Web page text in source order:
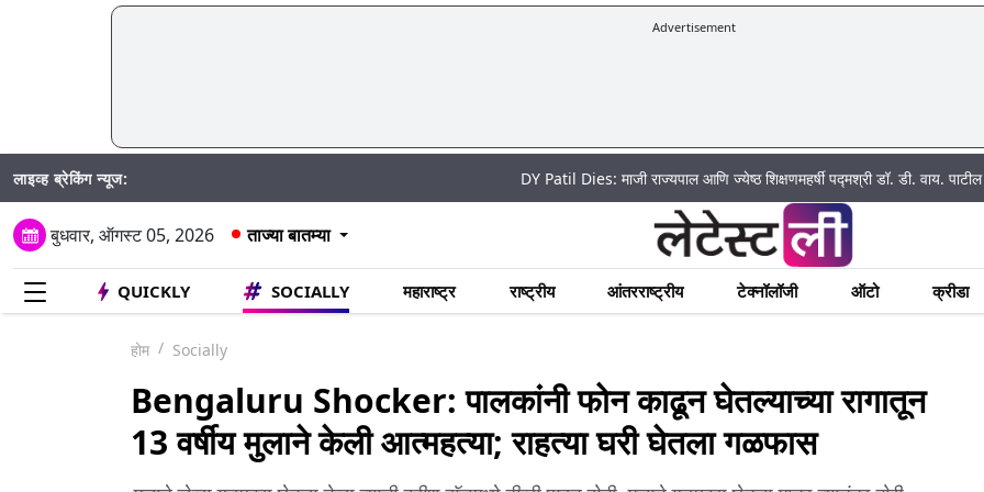
Advertisement
लाइव्ह ब्रेकिंग न्यूज: DY Patil Dies: माजी राज्यपाल आणि ज्येष्ठ शिक्षणमहर्षी पद्मश्री डॉ. डी. वाय. पाटील यांचे वयाच्या
बुधवार, ऑगस्ट 05, 2026 ताज्या बातम्या
QUICKLY SOCIALLY महाराष्ट्र राष्ट्रीय आंतरराष्ट्रीय टेक्नॉलॉजी ऑटो क्रीडा
होम Socially
Bengaluru Shocker: पालकांनी फोन काढून घेतल्याच्या रागातून
13 वर्षीय मुलाने केली आत्महत्या; राहत्या घरी घेतला गळफास